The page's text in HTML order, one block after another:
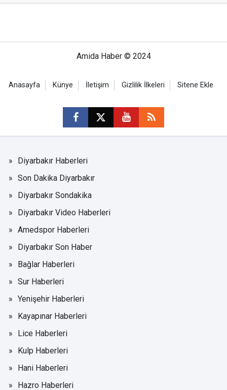
Amida Haber © 2024
Anasayfa Künye İletişim Gizlilik İlkeleri Sitene Ekle
Diyarbakır Haberleri
Son Dakika Diyarbakır
Diyarbakır Sondakika
Diyarbakır Video Haberleri
Amedspor Haberleri
Diyarbakır Son Haber
Bağlar Haberleri
Sur Haberleri
Yenişehir Haberleri
Kayapınar Haberleri
Lice Haberleri
Kulp Haberleri
Hani Haberleri
Hazro Haberleri